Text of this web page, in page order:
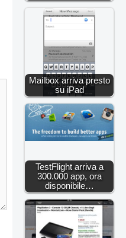
Mailbox arriva presto
su iPad
TestFlight arriva a
300.000 app, ora
disponibile…